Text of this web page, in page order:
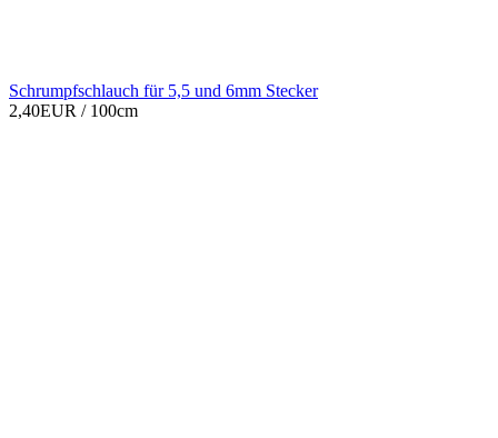
Schrumpfschlauch für 5,5 und 6mm Stecker
2,40EUR / 100cm